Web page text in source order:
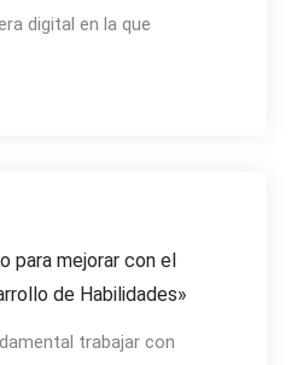
digital en la que
para mejorar con el
de Habilidades»
trabajar con